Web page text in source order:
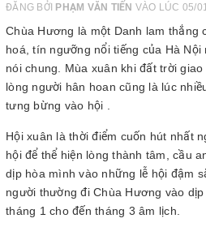
ĐĂNG BỞI PHẠM VĂN TIẾN VÀO LÚC 05/
Chùa Hương là một Danh lam thắng
hoá, tín ngưỡng nổi tiếng của Hà Nội
nói chung. Mùa xuân khi đất trời
lòng người hân hoan cũng là lúc
tưng bừng vào hội .
Hội xuân là thời điểm cuốn hút nhất
hội để thể hiện lòng thành tâm, cầu
dịp hòa mình vào những lễ hội đậm
người thường đi Chùa Hương vào
tháng 1 cho đến tháng 3 âm lịch.